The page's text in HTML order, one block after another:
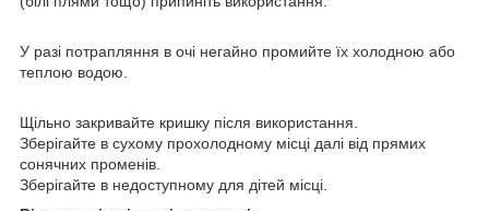
У разі потрапляння в очі негайно промийте їх холодною або
теплою водою.
Щільно закривайте кришку після використання.
Зберігайте в сухому прохолодному місці далі від прямих
сонячних променів.
Зберігайте в недоступному для дітей місці.